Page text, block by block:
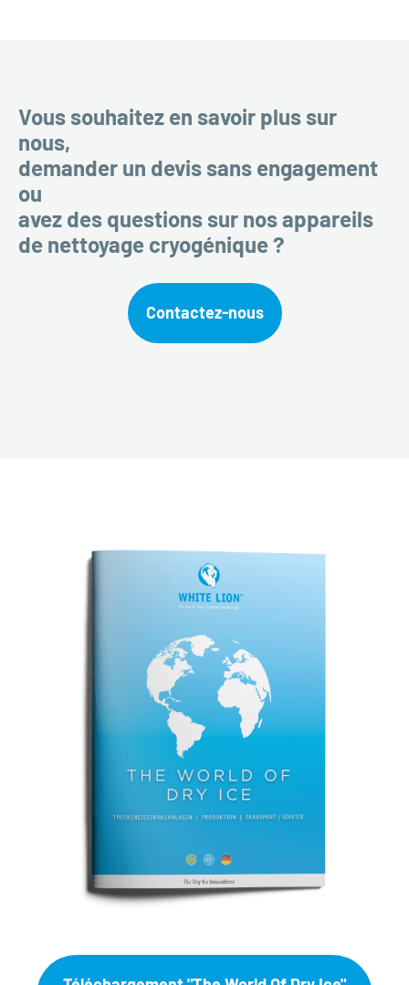
Vous souhaitez en savoir plus sur
nous,
demander un devis sans engagement
ou
avez des questions sur nos appareils
de nettoyage cryogénique ?
Contactez-nous